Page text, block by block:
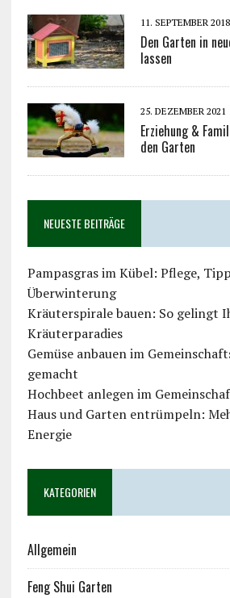
11. SEPTEMBER 2018
Den Garten in
lassen
25. DEZEMBER 2021
Erziehung &
den Garten
NEUESTE BEITRÄGE
Pampasgras im Kübel: Pflege,
Überwinterung
Kräuterspirale bauen: So gelingt
Kräuterparadies
Gemüse anbauen im
gemacht
Hochbeet anlegen im
Haus und Garten entrümpeln:
Energie
KATEGORIEN
Allgemein
Feng Shui Garten